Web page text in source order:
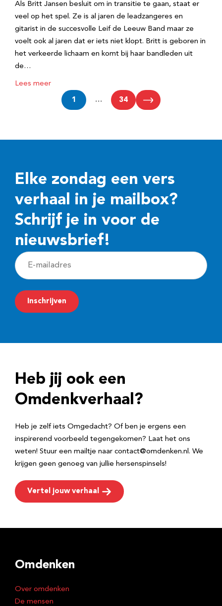
Als Britt Jansen besluit om in transitie te gaan, staat er
veel op het spel. Ze is al jaren de leadzangeres en
gitarist in de succesvolle Leif de Leeuw Band maar ze
voelt ook al jaren dat er iets niet klopt. Britt is geboren in
het verkeerde lichaam en komt bij haar bandleden uit
de…
Lees meer
1 … 34
Elke zondag een vers
verhaal in je mailbox?
Schrijf je in voor de
nieuwsbrief!
E
-
m
a
r
e
Inschrijven
Heb jij ook een
Omdenkverhaal?
Heb je zelf iets Omgedacht? Of ben je ergens een
inspirerend voorbeeld tegengekomen? Laat het ons
weten! Stuur een mailtje naar contact@omdenken.nl. We
krijgen geen genoeg van jullie hersenspinsels!
Vertel jouw verhaal
Omdenken
Over omdenken
De mensen